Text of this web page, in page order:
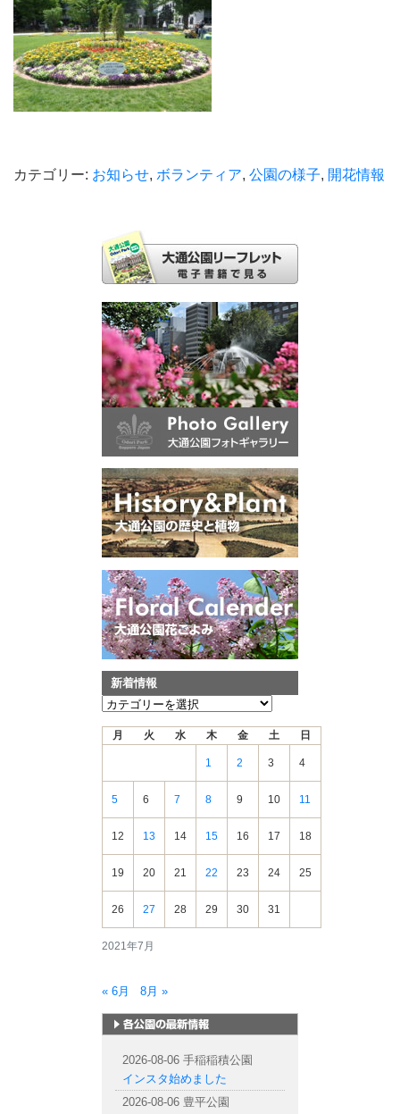
カテゴリー: お知らせ, ボランティア, 公園の様子, 開花情報
新着情報
新
2021年7月
月 火 水 木 金 土 日
1 2 3 4
5 6 7 8 9 10 11
12 13 14 15 16 17 18
19 20 21 22 23 24 25
26 27 28 29 30 31
« 6月 8月 »
2026-08-06 手稲稲積公園
インスタ始めました
2026-08-06 豊平公園